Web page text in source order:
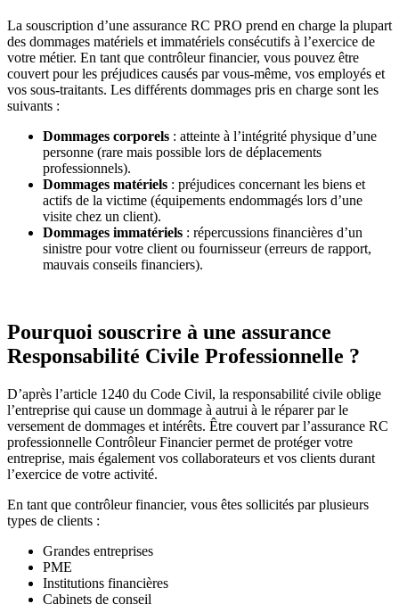
La souscription d’une assurance RC PRO prend en charge la plupart
des dommages matériels et immatériels consécutifs à l’exercice de
votre métier. En tant que contrôleur financier, vous pouvez être
couvert pour les préjudices causés par vous-même, vos employés et
vos sous-traitants. Les différents dommages pris en charge sont les
suivants :
Dommages corporels : atteinte à l’intégrité physique d’une
personne (rare mais possible lors de déplacements
professionnels).
Dommages matériels : préjudices concernant les biens et
actifs de la victime (équipements endommagés lors d’une
visite chez un client).
Dommages immatériels : répercussions financières d’un
sinistre pour votre client ou fournisseur (erreurs de rapport,
mauvais conseils financiers).
Pourquoi souscrire à une assurance
Responsabilité Civile Professionnelle ?
D’après l’article 1240 du Code Civil, la responsabilité civile oblige
l’entreprise qui cause un dommage à autrui à le réparer par le
versement de dommages et intérêts. Être couvert par l’assurance RC
professionnelle Contrôleur Financier permet de protéger votre
entreprise, mais également vos collaborateurs et vos clients durant
l’exercice de votre activité.
En tant que contrôleur financier, vous êtes sollicités par plusieurs
types de clients :
Grandes entreprises
PME
Institutions financières
Cabinets de conseil